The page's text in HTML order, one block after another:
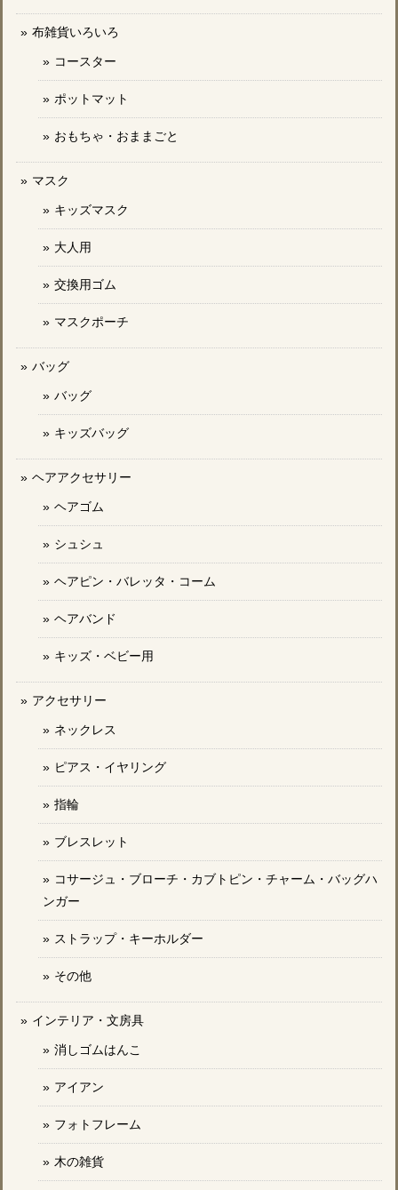
布雑貨いろいろ
コースター
ポットマット
おもちゃ・おままごと
マスク
キッズマスク
大人用
交換用ゴム
マスクポーチ
バッグ
バッグ
キッズバッグ
ヘアアクセサリー
ヘアゴム
シュシュ
ヘアピン・バレッタ・コーム
ヘアバンド
キッズ・ベビー用
アクセサリー
ネックレス
ピアス・イヤリング
指輪
ブレスレット
コサージュ・ブローチ・カブトピン・チャーム・バッグハ
ンガー
ストラップ・キーホルダー
その他
インテリア・文房具
消しゴムはんこ
アイアン
フォトフレーム
木の雑貨